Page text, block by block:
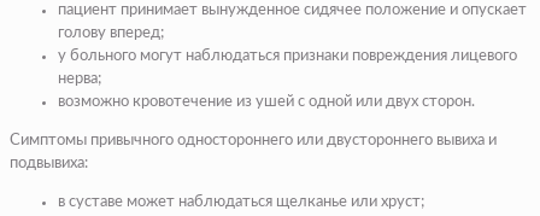
пациент принимает вынужденное сидячее положение и опускает
голову вперед;
у больного могут наблюдаться признаки повреждения лицевого
нерва;
возможно кровотечение из ушей с одной или двух сторон.
Симптомы привычного одностороннего или двустороннего вывиха и
подвывиха:
в суставе может наблюдаться щелканье или хруст;